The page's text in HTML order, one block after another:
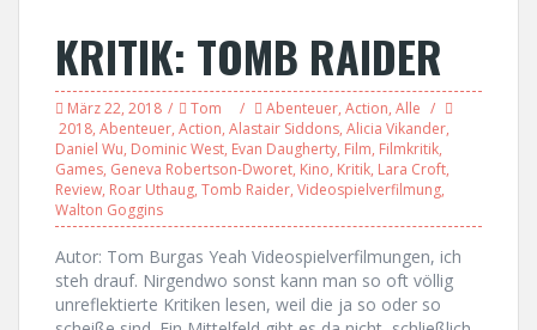
KRITIK: TOMB RAIDER
März 22, 2018 Tom Abenteuer, Action, Alle
2018, Abenteuer, Action, Alastair Siddons, Alicia Vikander,
Daniel Wu, Dominic West, Evan Daugherty, Film, Filmkritik,
Games, Geneva Robertson-Dworet, Kino, Kritik, Lara Croft,
Review, Roar Uthaug, Tomb Raider, Videospielverfilmung,
Walton Goggins
Autor: Tom Burgas Yeah Videospielverfilmungen, ich
steh drauf. Nirgendwo sonst kann man so oft völlig
unreflektierte Kritiken lesen, weil die ja so oder so